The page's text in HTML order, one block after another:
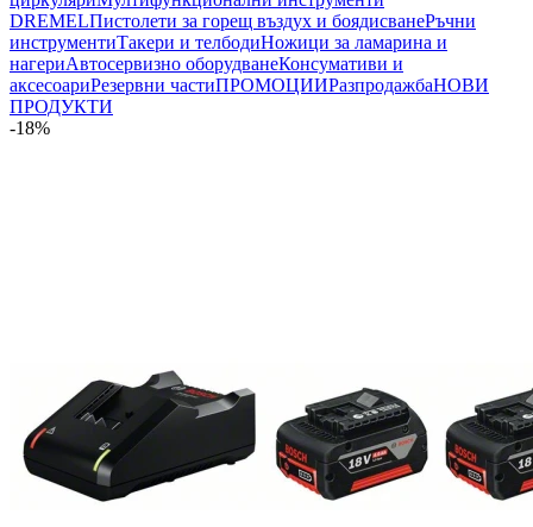
DREMELПистолети за горещ въздух и боядисванеРъчни
инструментиТакери и телбодиНожици за ламарина и
нагериАвтосервизно оборудванеКонсумативи и
аксесоариРезервни частиПРОМОЦИИРазпродажбаНОВИ
ПРОДУКТИ
-18%